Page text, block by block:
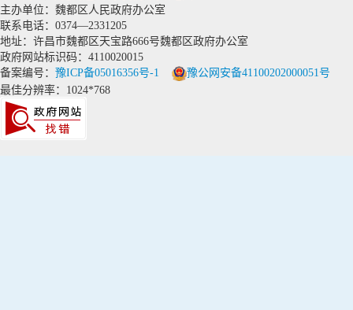
主办单位：魏都区人民政府办公室
联系电话：0374—2331205
地址：许昌市魏都区天宝路666号魏都区政府办公室
政府网站标识码：4110020015
备案编号： 豫ICP备05016356号-1
豫公网安备41100202000051号
最佳分辨率：1024*768